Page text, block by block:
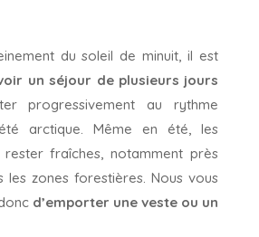
du soleil de minuit, il est
un séjour de plusieurs jours
progressivement au rythme
arctique. Même en été, les
fraîches, notamment près
les zones forestières. Nous vous
d’emporter une veste ou un